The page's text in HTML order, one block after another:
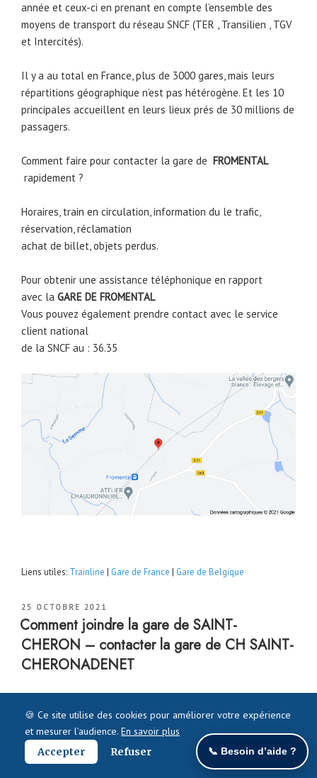
année et ceux-ci en prenant en compte l’ensemble des
moyens de transport du réseau SNCF (TER , Transilien , TGV
et Intercités).
Il y a au total en France, plus de 3000 gares, mais leurs
répartitions géographique n’est pas hétérogène. Et les 10
principales accueillent en leurs lieux prés de 30 millions de
passagers.
Comment faire pour contacter la gare de FROMENTAL
rapidement ?
Horaires, train en circulation, information du le trafic,
réservation, réclamation
achat de billet, objets perdus.
Pour obtenir une assistance téléphonique en rapport
avec la GARE DE FROMENTAL
Vous pouvez également prendre contact avec le service
client national
de la SNCF au : 36.35
Liens utiles: Trainline | Gare de France | Gare de Belgique
PUBLIÉ
LE
25 OCTOBRE 2021
Comment joindre la gare de SAINT-
CHERON – contacter la gare de CH SAINT-
CHERONADENET
🍪 Ce site utilise des cookies pour améliorer votre expérience
et mesurer l’audience. En savoir plus
Accepter
Refuser 📞 Besoin d’aide ?